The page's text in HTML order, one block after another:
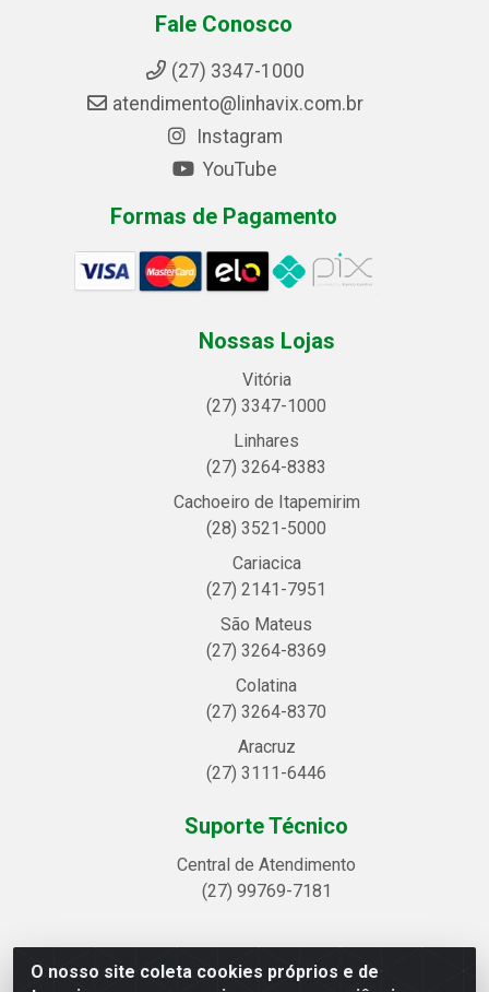
O nosso site coleta cookies próprios e de
Fale Conosco
(27) 3347-1000
atendimento@linhavix.com.br
Instagram
YouTube
Formas de Pagamento
Nossas Lojas
Vitória
(27) 3347-1000
Linhares
(27) 3264-8383
Cachoeiro de Itapemirim
(28) 3521-5000
Cariacica
(27) 2141-7951
São Mateus
(27) 3264-8369
Colatina
(27) 3264-8370
Aracruz
(27) 3111-6446
Suporte Técnico
Central de Atendimento
(27) 99769-7181
Linhavix Distribuidora LTDA - Avenida Alegre, 2521 -